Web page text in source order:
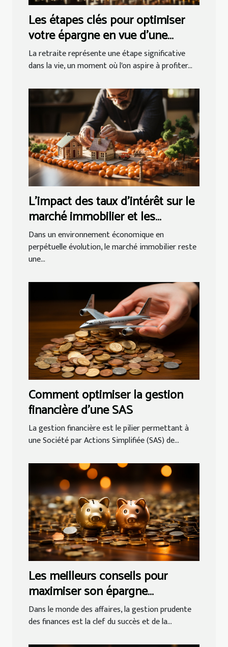
Les étapes clés pour optimiser
votre épargne en vue d'une
retraite sereine
La retraite représente une étape significative
dans la vie, un moment où l'on aspire à profiter...
L'impact des taux d'intérêt sur le
marché immobilier et les
stratégies d'épargne à adopter
Dans un environnement économique en
perpétuelle évolution, le marché immobilier reste
une...
Comment optimiser la gestion
financière d'une SAS
La gestion financière est le pilier permettant à
une Société par Actions Simplifiée (SAS) de...
Les meilleurs conseils pour
maximiser son épargne
d'entreprise
Dans le monde des affaires, la gestion prudente
des finances est la clef du succès et de la...